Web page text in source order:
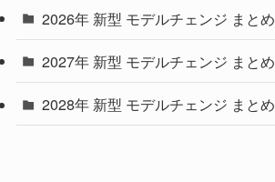
(4)
(1)
2026年 新型 モデルチェンジ まとめ
2027年 新型 モデルチェンジ まとめ
2028年 新型 モデルチェンジ まとめ